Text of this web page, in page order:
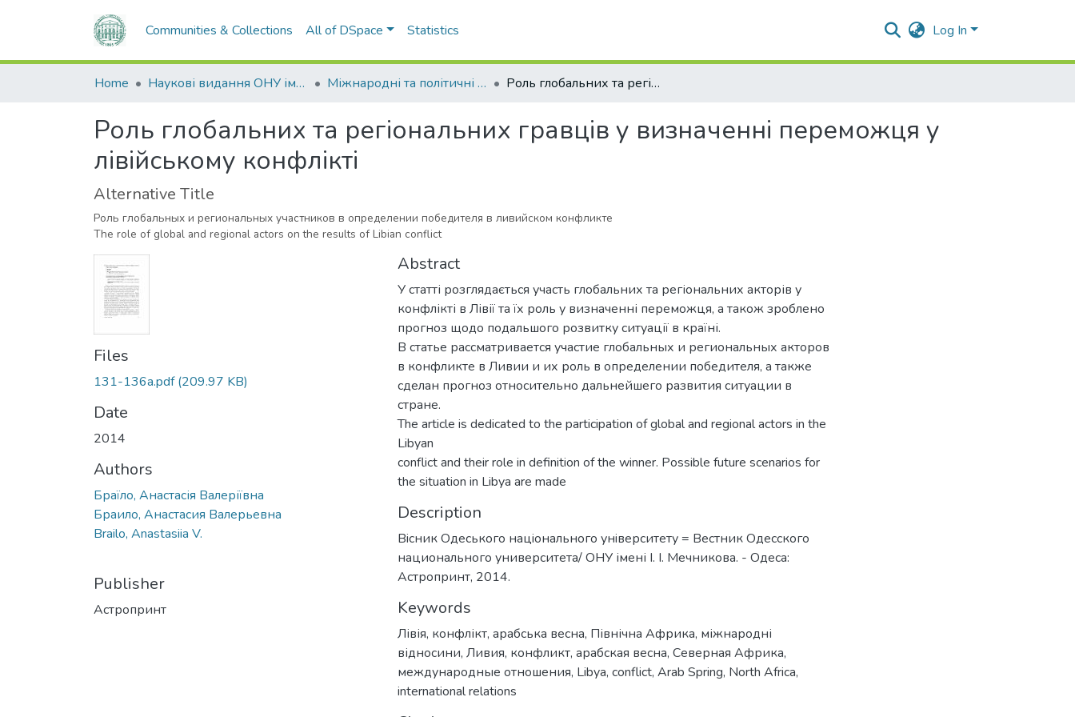
Communities & Collections All of DSpace Statistics Log In
Home Наукові видання ОНУ імені І. І. Мечникова Міжнародні та політичні дослідження Роль глобальних та регіональних гравців у визначенні переможця у лівійському конфлікті
Роль глобальних та регіональних гравців у визначенні переможця у
лівійському конфлікті
Alternative Title
Роль глобальных и региональных участников в определении победителя в ливийском конфликте
The role of global and regional actors on the results of Libian conflict
Files
131-136a.pdf(209.97 KB)
Date
2014
Authors
Браїло, Анастасія Валеріївна
Браило, Анастасия Валерьевна
Brailo, Anastasiia V.
Publisher
Астропринт
Abstract
У статті розглядається участь глобальних та регіональних акторів у
конфлікті в Лівії та їх роль у визначенні переможця, а також зроблено
прогноз щодо подальшого розвитку ситуації в країні.
В статье рассматривается участие глобальных и региональных акторов
в конфликте в Ливии и их роль в определении победителя, а также
сделан прогноз относительно дальнейшего развития ситуации в
стране.
The article is dedicated to the participation of global and regional actors in the
Libyan
conflict and their role in definition of the winner. Possible future scenarios for
the situation in Libya are made
Description
Вiсник Одеського нацiонального унiверситету = Вестник Одесского
национального университета/ ОНУ імені І. І. Мечникова. - Одеса:
Астропринт, 2014.
Keywords
Лівія, конфлікт, арабська весна, Північна Африка, міжнародні
відносини, Ливия, конфликт, арабская весна, Северная Африка,
международные отношения, Libya, conflict, Arab Spring, North Africa,
international relations